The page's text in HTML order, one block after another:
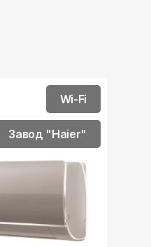
Wi-Fi
Завод "Haier"